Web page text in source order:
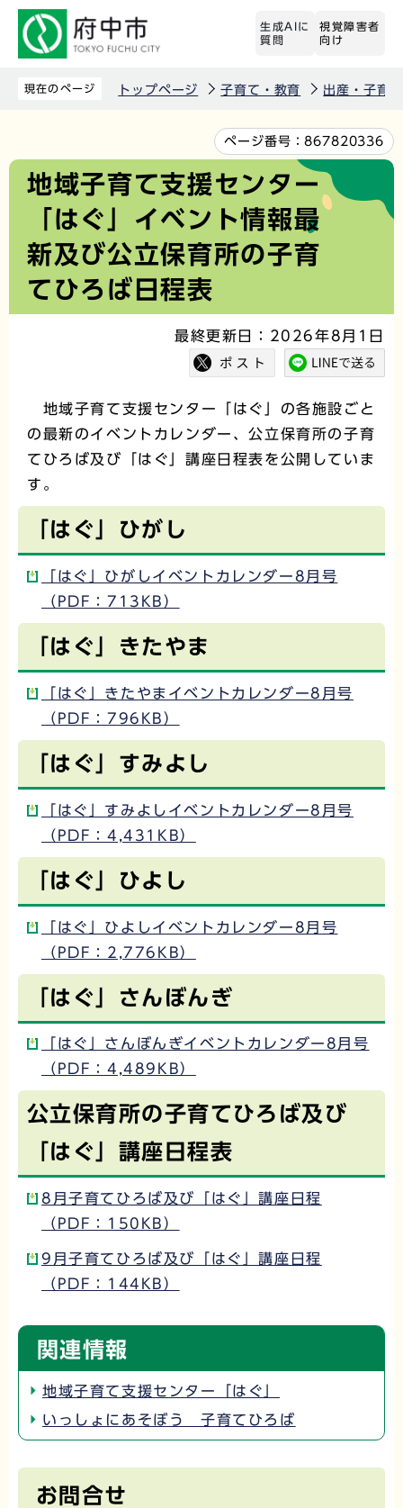
先
生成AIに
質問
視覚障害者
向け
現在のページ トップページ 子育て・教育 出産・子育て
文
ページ番号：867820336
地域子育て支援センター
「はぐ」イベント情報最
新及び公立保育所の子育
てひろば日程表
最終更新日：2026年8月1日
地域子育て支援センター「はぐ」の各施設ごと
の最新のイベントカレンダー、公立保育所の子育
てひろば及び「はぐ」講座日程表を公開していま
す。
「はぐ」ひがし
「はぐ」ひがしイベントカレンダー8月号
（PDF：713KB）
「はぐ」きたやま
「はぐ」きたやまイベントカレンダー8月号
（PDF：796KB）
「はぐ」すみよし
「はぐ」すみよしイベントカレンダー8月号
（PDF：4,431KB）
「はぐ」ひよし
「はぐ」ひよしイベントカレンダー8月号
（PDF：2,776KB）
「はぐ」さんぼんぎ
「はぐ」さんぼんぎイベントカレンダー8月号
（PDF：4,489KB）
公立保育所の子育てひろば及び
「はぐ」講座日程表
8月子育てひろば及び「はぐ」講座日程
（PDF：150KB）
9月子育てひろば及び「はぐ」講座日程
（PDF：144KB）
関連情報
地域子育て支援センター「はぐ」
いっしょにあそぼう 子育てひろば
お問合せ